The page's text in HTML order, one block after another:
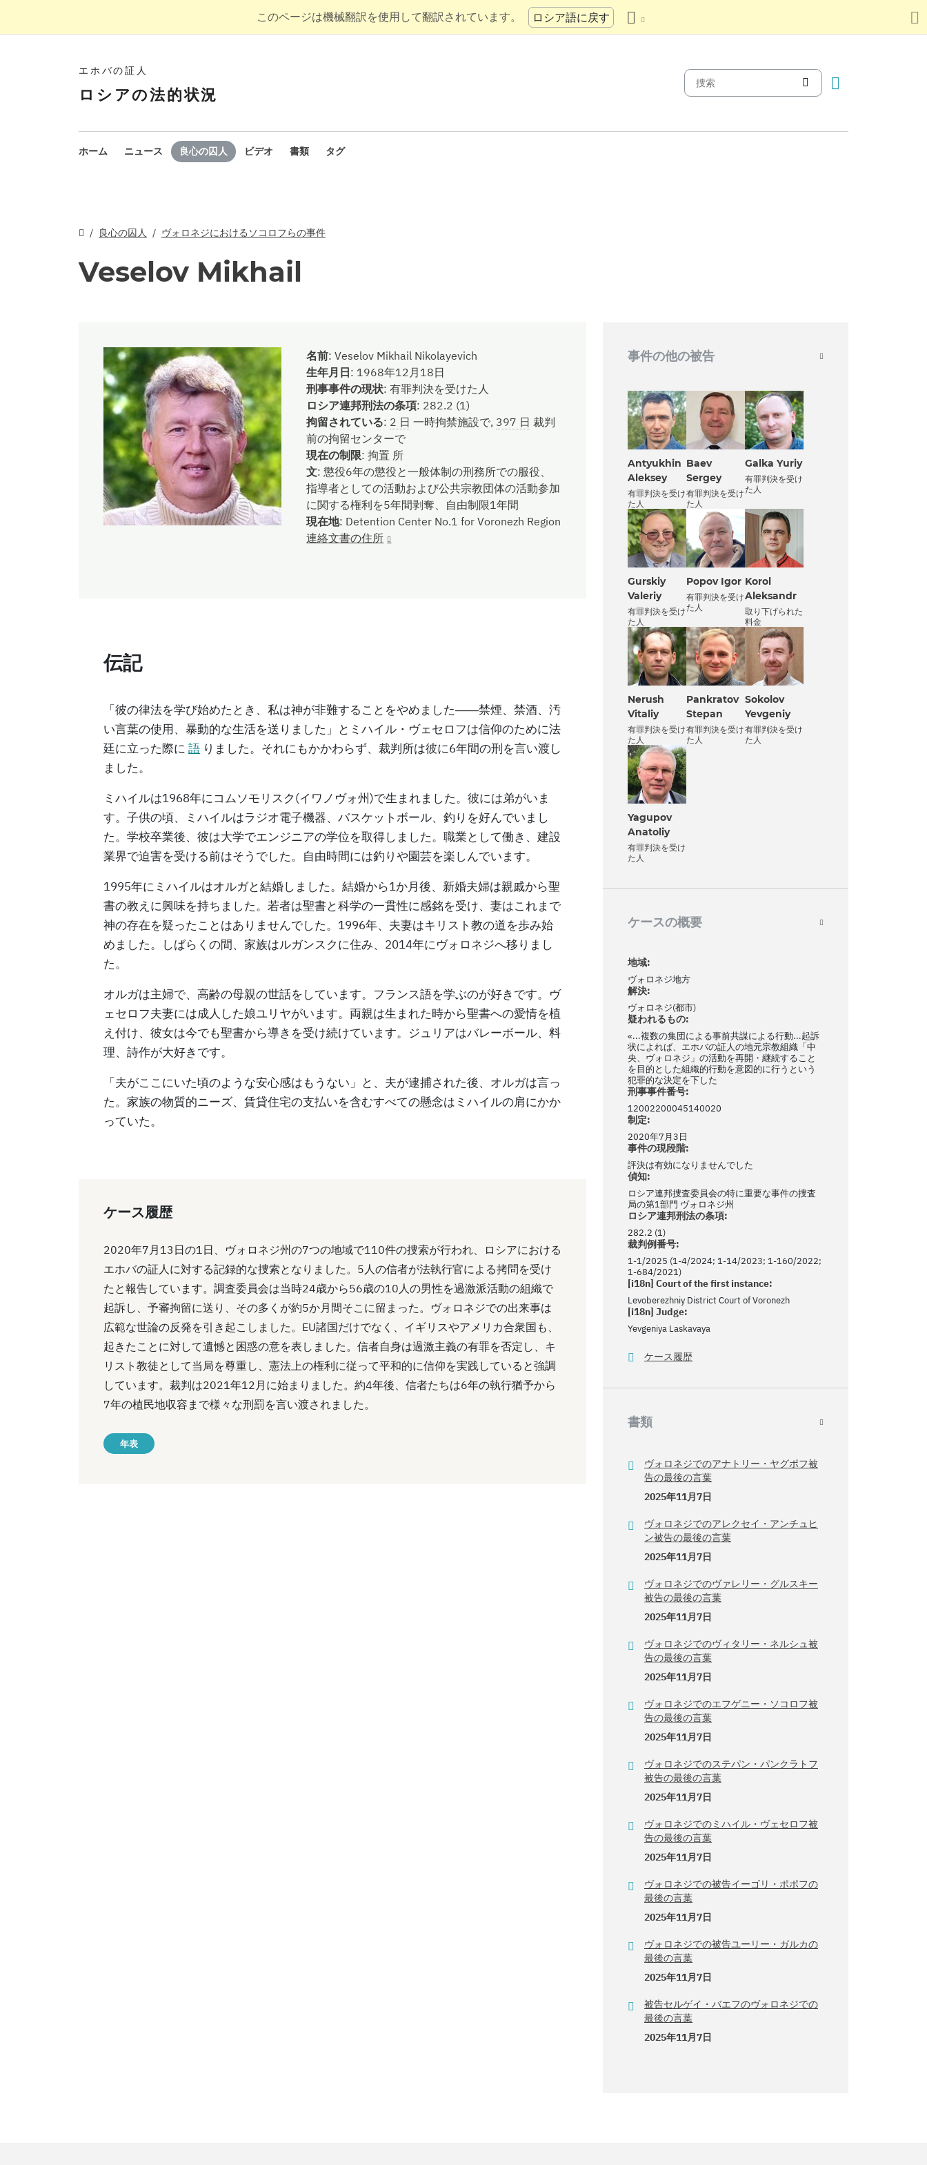
このページは機械翻訳を使用して翻訳されています。 ロシア語に戻す
エホバの証人
ロシアの法的状況
ホーム ニュース 良心の囚人 ビデオ 書類 タグ
良心の囚人 ヴォロネジにおけるソコロフらの事件
Veselov Mikhail
名前:Veselov Mikhail Nikolayevich
生年月日: 1968年12月18日
刑事事件の現状:有罪判決を受けた人
ロシア連邦刑法の条項: 282.2 (1)
拘留されている: 2 日 一時拘禁施設で, 397 日 裁判
前の拘留センターで
現在の制限:拘置 所
文:懲役6年の懲役と一般体制の刑務所での服役、
指導者としての活動および公共宗教団体の活動参加
に関する権利を5年間剥奪、自由制限1年間
現在地: Detention Center No.1 for Voronezh Region
連絡文書の住所
伝記
「彼の律法を学び始めたとき、私は神が非難することをやめました――禁煙、禁酒、汚
い言葉の使用、暴動的な生活を送りました」とミハイル・ヴェセロフは信仰のために法
廷に立った際に 語 りました。それにもかかわらず、裁判所は彼に6年間の刑を言い渡し
ました。
ミハイルは1968年にコムソモリスク(イワノヴォ州)で生まれました。彼には弟がいま
す。子供の頃、ミハイルはラジオ電子機器、バスケットボール、釣りを好んでいまし
た。学校卒業後、彼は大学でエンジニアの学位を取得しました。職業として働き、建設
業界で迫害を受ける前はそうでした。自由時間には釣りや園芸を楽しんでいます。
1995年にミハイルはオルガと結婚しました。結婚から1か月後、新婚夫婦は親戚から聖
書の教えに興味を持ちました。若者は聖書と科学の一貫性に感銘を受け、妻はこれまで
神の存在を疑ったことはありませんでした。1996年、夫妻はキリスト教の道を歩み始
めました。しばらくの間、家族はルガンスクに住み、2014年にヴォロネジへ移りまし
た。
オルガは主婦で、高齢の母親の世話をしています。フランス語を学ぶのが好きです。ヴ
ェセロフ夫妻には成人した娘ユリヤがいます。両親は生まれた時から聖書への愛情を植
え付け、彼女は今でも聖書から導きを受け続けています。ジュリアはバレーボール、料
理、詩作が大好きです。
「夫がここにいた頃のような安心感はもうない」と、夫が逮捕された後、オルガは言っ
た。家族の物質的ニーズ、賃貸住宅の支払いを含むすべての懸念はミハイルの肩にかか
っていた。
ケース履歴
2020年7月13日の1日、ヴォロネジ州の7つの地域で110件の捜索が行われ、ロシアにおける
エホバの証人に対する記録的な捜索となりました。5人の信者が法執行官による拷問を受け
たと報告しています。調査委員会は当時24歳から56歳の10人の男性を過激派活動の組織で
起訴し、予審拘留に送り、その多くが約5か月間そこに留まった。ヴォロネジでの出来事は
広範な世論の反発を引き起こしました。EU諸国だけでなく、イギリスやアメリカ合衆国も、
起きたことに対して遺憾と困惑の意を表しました。信者自身は過激主義の有罪を否定し、キ
リスト教徒として当局を尊重し、憲法上の権利に従って平和的に信仰を実践していると強調
しています。裁判は2021年12月に始まりました。約4年後、信者たちは6年の執行猶予から
7年の植民地収容まで様々な刑罰を言い渡されました。
年表
事件の他の被告
Antyukhin
Aleksey
有罪判決を受け
た人
Baev
Sergey
有罪判決を受け
た人
Galka Yuriy
有罪判決を受け
た人
Gurskiy
Valeriy
有罪判決を受け
た人
Popov Igor
有罪判決を受け
た人
Korol
Aleksandr
取り下げられた
料金
Nerush
Vitaliy
有罪判決を受け
た人
Pankratov
Stepan
有罪判決を受け
た人
Sokolov
Yevgeniy
有罪判決を受け
た人
Yagupov
Anatoliy
有罪判決を受け
た人
ケースの概要
地域:
ヴォロネジ地方
解決:
ヴォロネジ(都市)
疑われるもの:
«...複数の集団による事前共謀による行動...起訴
状によれば、エホバの証人の地元宗教組織「中
央、ヴォロネジ」の活動を再開・継続すること
を目的とした組織的行動を意図的に行うという
犯罪的な決定を下した
刑事事件番号:
12002200045140020
制定:
2020年7月3日
事件の現段階:
評決は有効になりませんでした
偵知:
ロシア連邦捜査委員会の特に重要な事件の捜査
局の第1部門 ヴォロネジ州
ロシア連邦刑法の条項:
282.2 (1)
裁判例番号:
1-1/2025 (1-4/2024; 1-14/2023; 1-160/2022;
1-684/2021)
[i18n] Court of the first instance:
Levoberezhniy District Court of Voronezh
[i18n] Judge:
Yevgeniya Laskavaya
ケース履歴
書類
ヴォロネジでのアナトリー・ヤグポフ被
告の最後の言葉
2025年11月7日
ヴォロネジでのアレクセイ・アンチュヒ
ン被告の最後の言葉
2025年11月7日
ヴォロネジでのヴァレリー・グルスキー
被告の最後の言葉
2025年11月7日
ヴォロネジでのヴィタリー・ネルシュ被
告の最後の言葉
2025年11月7日
ヴォロネジでのエフゲニー・ソコロフ被
告の最後の言葉
2025年11月7日
ヴォロネジでのステパン・パンクラトフ
被告の最後の言葉
2025年11月7日
ヴォロネジでのミハイル・ヴェセロフ被
告の最後の言葉
2025年11月7日
ヴォロネジでの被告イーゴリ・ポポフの
最後の言葉
2025年11月7日
ヴォロネジでの被告ユーリー・ガルカの
最後の言葉
2025年11月7日
被告セルゲイ・バエフのヴォロネジでの
最後の言葉
2025年11月7日